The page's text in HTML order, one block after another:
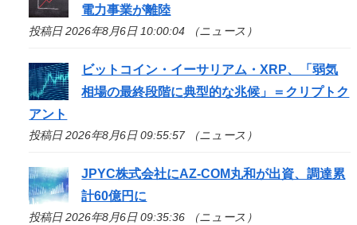
電力事業が離陸
投稿日 2026年8月6日 10:00:04 （ニュース）
ビットコイン・イーサリアム・XRP、「弱気
相場の最終段階に典型的な兆候」＝クリプトク
アント
投稿日 2026年8月6日 09:55:57 （ニュース）
JPYC株式会社にAZ-COM丸和が出資、調達累
計60億円に
投稿日 2026年8月6日 09:35:36 （ニュース）